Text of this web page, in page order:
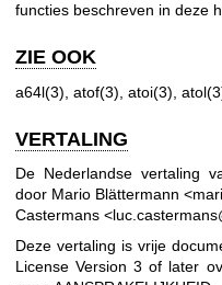
functies beschreven in deze
ZIE OOK
a64l(3) atof(3) atoi(3)
VERTALING
De Nederlandse vertaling
door Mario Blättermann
Castermans
Deze vertaling is vrije
License Version 3 of later